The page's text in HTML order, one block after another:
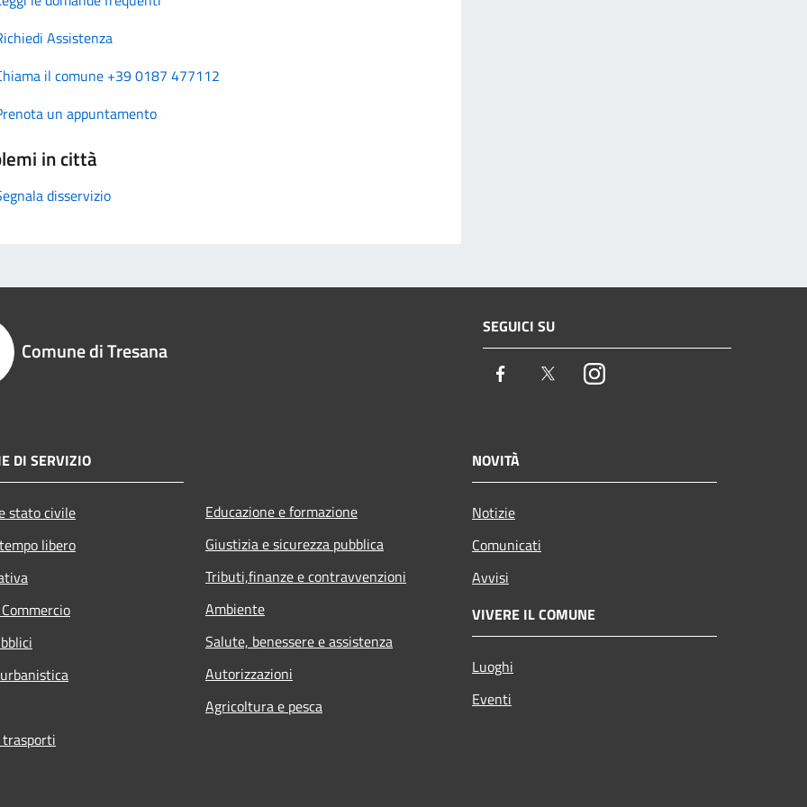
Assistenza
il comune +39 0187 477112
un appuntamento
in città
disservizio
Comune di Tresana
SEGUICI SU
Facebook TwitterInstagram
DI SERVIZIO
stato civile
libero
Educazione e formazione
Giustizia e sicurezza pubblica
Tributi,finanze e contravvenzioni
Ambiente
Salute, benessere e assistenza
Autorizzazioni
Agricoltura e pesca
NOVITÀ
Notizie
Comunicati
Avvisi
VIVERE IL COMUNE
Luoghi
Eventi